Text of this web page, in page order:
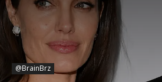
@BrainBrz